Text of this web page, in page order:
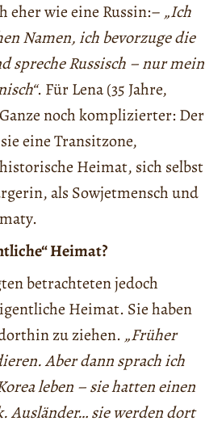
eher wie eine Russin:– „Ich
Namen, ich bevorzuge die
spreche Russisch – nur mein
. Für Lena (35 Jahre,
noch komplizierter: Der
eine Transitzone,
Heimat, sich selbst
als Sowjetmensch und
Heimat?
betrachteten jedoch
Heimat. Sie haben
zu ziehen. „Früher
Aber dann sprach ich
leben – sie hatten einen
Ausländer… sie werden dort